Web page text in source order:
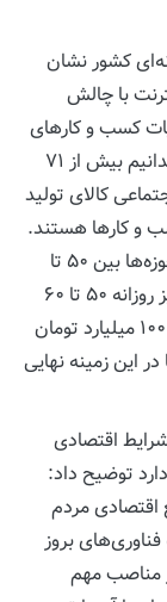
کشور نشان
اینترنت با چالش
کسب و کارهای
اینترنتی وقتی بیشتر خود را نشان می‌دهد که بدانیم بیش از ۷۱
کالای تولید
و کارها هستند.
در مهرماه آمار نشان می‌داد که فروش در این حوزه‌ها بین ۵۰ تا
۷۵ درصد کاهش یافته و برآورد خسارت مالی نیز روزانه ۵۰ تا ۶۰
میلیون تومان و برای برخی کسب و کارها بالای ۱۰۰ میلیارد تومان
این زمینه نهایی
شرایط اقتصادی
توضیح داد:
مردم
بروز
مناصب مهم